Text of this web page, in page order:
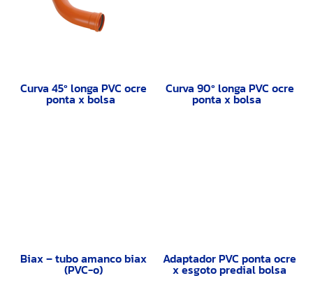
Curva 45º longa PVC ocre
ponta x bolsa
Curva 90º longa PVC ocre
ponta x bolsa
Biax – tubo amanco biax
(PVC-o)
Adaptador PVC ponta ocre
x esgoto predial bolsa